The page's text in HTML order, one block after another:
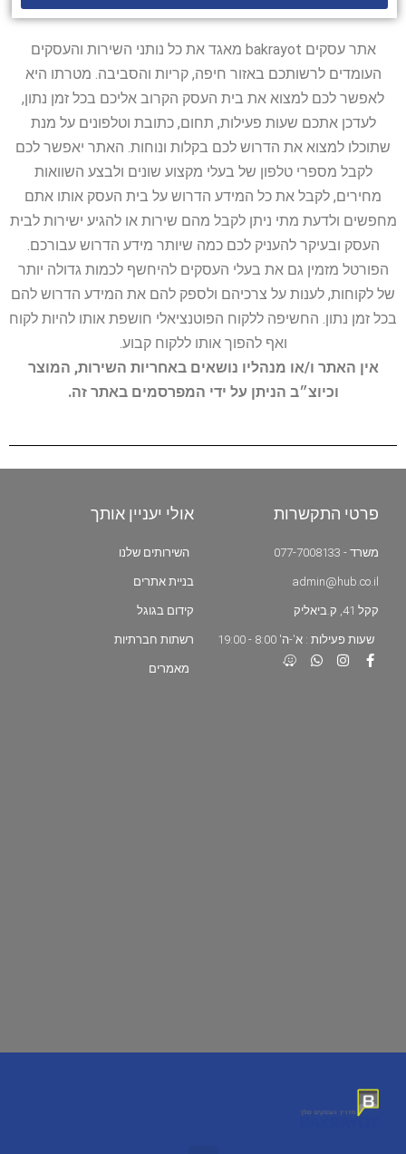
אתר עסקים bakrayot מאגד את כל נותני השירות והעסקים
העומדים לרשותכם באזור חיפה, קריות והסביבה. מטרתו היא
לאפשר לכם למצוא את בית העסק הקרוב אליכם בכל זמן נתון,
לעדכן אתכם שעות פעילות, תחום, כתובת וטלפונים על מנת
שתוכלו למצוא את הדרוש לכם בקלות ונוחות. האתר יאפשר לכם
לקבל מספרי טלפון של בעלי מקצוע שונים ולבצע השוואות
מחירים, לקבל את כל המידע הדרוש על בית העסק אותו אתם
מחפשים ולדעת מתי ניתן לקבל מהם שירות או להגיע ישירות לבית
העסק ובעיקר להעניק לכם כמה שיותר מידע הדרוש עבורכם.
הפורטל מזמין גם את בעלי העסקים להיחשף לכמות גדולה יותר
של לקוחות, לענות על צרכיהם ולספק להם את המידע הדרוש להם
בכל זמן נתון. החשיפה ללקוח הפוטנציאלי חושפת אותו להיות לקוח
ואף להפוך אותו ללקוח קבוע.
אין האתר ו/או מנהליו נושאים באחריות השירות, המוצר
וכיוצ״ב הניתן על ידי המפרסמים באתר זה.
פרטי התקשרות
משרד - 077-7008133
admin@hub.co.il
קקל 41, ק.ביאליק
שעות פעילות : א'-ה' 8:00 - 19:00
אולי יעניין אותך
השירותים שלנו
בניית אתרים
קידום בגוגל
רשתות חברתיות
מאמרים